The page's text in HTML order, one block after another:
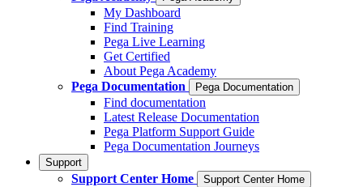
My Dashboard
Find Training
Pega Live Learning
Get Certified
About Pega Academy
Pega Documentation
Pega Documentation
Find documentation
Latest Release Documentation
Pega Platform Support Guide
Pega Documentation Journeys
Support
Support Center Home Support Center Home